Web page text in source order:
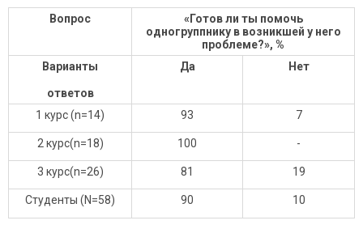
Вопрос
«Готов ли ты помочь
одногруппнику в возникшей у него
проблеме?», %
Варианты
ответов
Да Нет
1 курс (n=14) 93 7
2 курс(n=18) 100 -
3 курс(n=26) 81 19
Студенты (N=58) 90 10